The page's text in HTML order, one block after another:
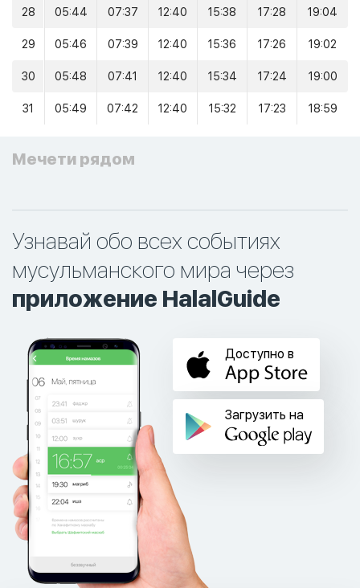
28 05:44 07:37 12:40 15:38 17:28 19:04
29 05:46 07:39 12:40 15:36 17:26 19:02
30 05:48 07:41 12:40 15:34 17:24 19:00
31 05:49 07:42 12:40 15:32 17:23 18:59
Мечети рядом
Узнавай обо всех событиях
мусульманского мира через
приложение HalalGuide
Доступно в
Загрузить на